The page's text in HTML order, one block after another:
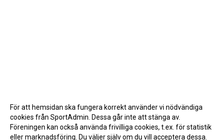
För att hemsidan ska fungera korrekt använder vi nödvändiga
cookies från SportAdmin. Dessa går inte att stänga av.
Föreningen kan också använda frivilliga cookies, t.ex. för statistik
eller marknadsföring. Du väljer själv om du vill acceptera dessa.